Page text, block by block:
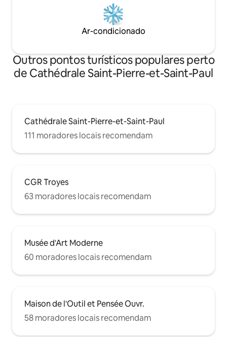
Ar-condicionado
Outros pontos turísticos populares perto
de Cathédrale Saint-Pierre-et-Saint-Paul
Cathédrale Saint-Pierre-et-Saint-Paul
111 moradores locais recomendam
CGR Troyes
63 moradores locais recomendam
Musée d'Art Moderne
60 moradores locais recomendam
Maison de l'Outil et Pensée Ouvr.
58 moradores locais recomendam